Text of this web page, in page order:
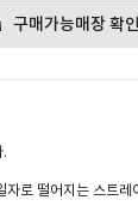
구매가능매장 확인
.
자로 떨어지는 스트레